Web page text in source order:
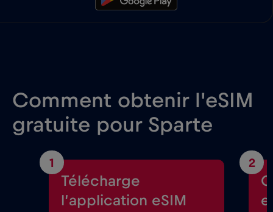
Comment obtenir l'eSIM
gratuite pour Sparte
1
Télécharge
l’application eSIM
2